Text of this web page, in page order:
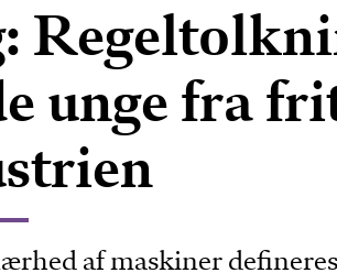
unge fra
af maskiner